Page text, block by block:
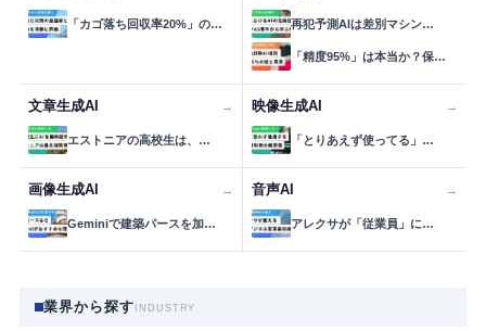
「カゴ落ち回収率20%」の… 再犯予測AIは差別マシン…
「精度95%」は本当か？保…
文章生成AI →
エストニアの高校生は、…
映像生成AI →
「とりあえず使ってる」…
画像生成AI →
Geminiで建築パースを加…
音声AI →
アレクサが「従業員」に…
業界から探す INDUSTRY